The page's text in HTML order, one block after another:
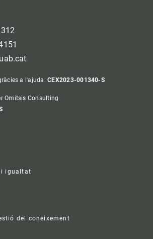
a l'ajuda:CEX2023-001340-S
Omitsis Consulting
i igualtat
del coneixement